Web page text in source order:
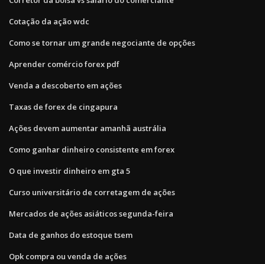
Cotação da ação wdc
Como se tornar um grande negociante de opções
Aprender comércio forex pdf
Venda a descoberto em ações
Taxas de forex de cingapura
Ações devem aumentar amanhã austrália
Como ganhar dinheiro consistente em forex
O que investir dinheiro em gta 5
Curso universitário de corretagem de ações
Mercados de ações asiáticos segunda-feira
Data de ganhos do estoque tsem
Opk compra ou venda de ações